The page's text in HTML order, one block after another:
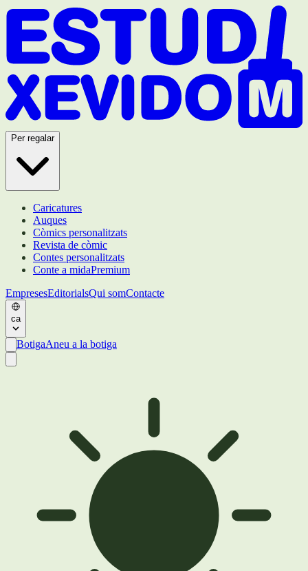
Per regalar
Caricatures
Auques
Còmics personalitzats
Revista de còmic
Contes personalitzats
Conte a midaPremium
EmpresesEditorialsQui somContacte
ca
BotigaAneu a la botiga